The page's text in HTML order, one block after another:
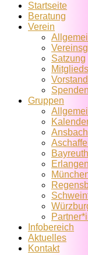
Startseite
Beratung
Verein
Satzung
Vorstand
Spenden
Gruppen
Ansbach
Bayreuth
Infobereich
Aktuelles
Kontakt